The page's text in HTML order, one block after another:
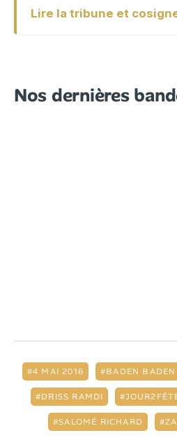
Lire la tribune et
Nos dernières
4 MAI 2016 BADEN BADEN
DRISS RAMDI
SALOMÉ RICHARD